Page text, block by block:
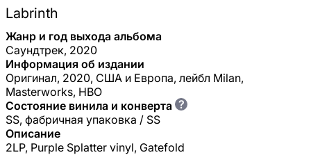
Labrinth
Жанр и год выхода альбома
Саундтрек, 2020
Информация об издании
Оригинал, 2020, США и Европа, лейбл Milan,
Masterworks, HBO
Состояние винила и конверта ?
SS, фабричная упаковка / SS
Описание
2LP, Purple Splatter vinyl, Gatefold